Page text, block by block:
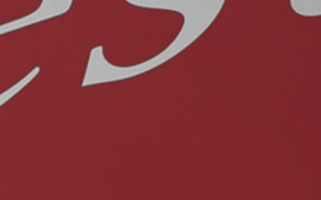
AMD blickt optimistisch in die
Zukunft
BASF: Konzernumbau trägt Früchte